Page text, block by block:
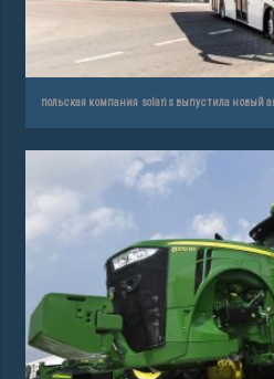
польская компания solaris выпустила новый